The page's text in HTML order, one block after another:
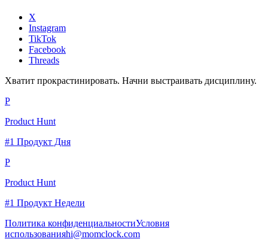
X
Instagram
TikTok
Facebook
Threads
Хватит прокрастинировать. Начни выстраивать дисциплину.
P
Product Hunt
#1 Продукт Дня
P
Product Hunt
#1 Продукт Недели
Политика конфиденциальностиУсловия
использованияhi@momclock.com